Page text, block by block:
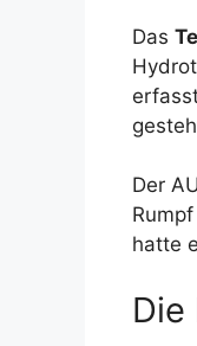
Das
Der
hatte
Die